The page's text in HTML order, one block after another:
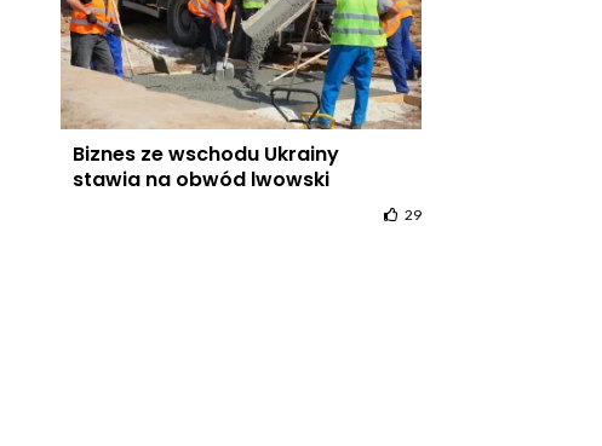
Biznes ze wschodu Ukrainy
stawia na obwód lwowski
29